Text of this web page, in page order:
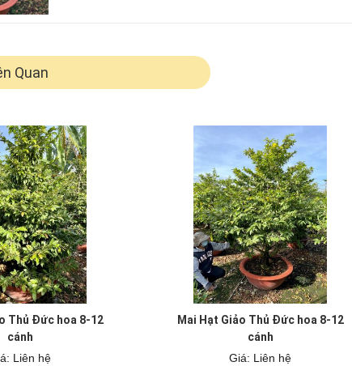
Quan
Thủ Đức hoa 8-12
cánh
Liên hệ
Mai Hạt Giảo Thủ Đức hoa 8-12
cánh
Giá: Liên hệ